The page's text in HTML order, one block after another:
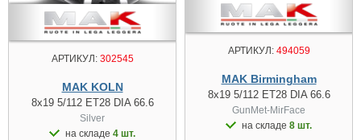
АРТИКУЛ:302545
MAK KOLN
8x19 5/112 ET28 DIA 66.6
Silver
на складе 4 шт.
АРТИКУЛ:494059
MAK Birmingham
8x19 5/112 ET28 DIA 66.6
GunMet-MirFace
на складе 8 шт.